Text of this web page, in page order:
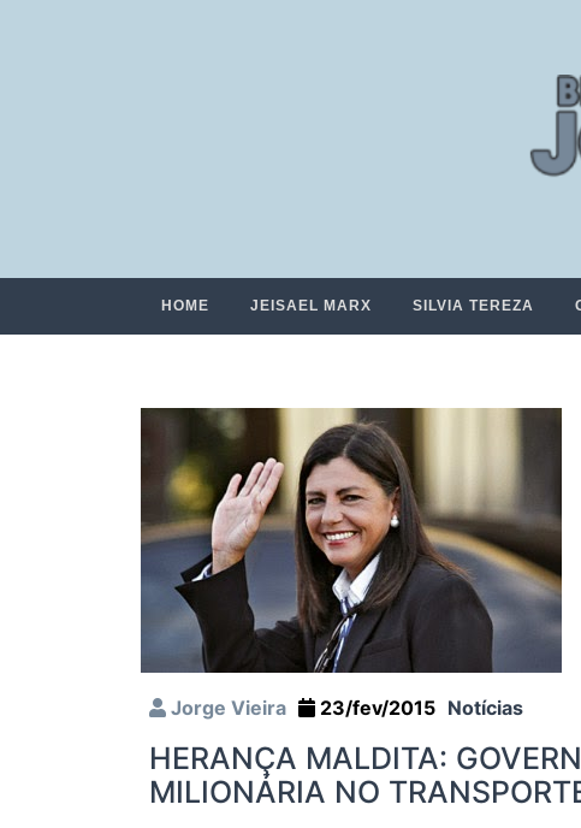
HOME JEISAEL MARX SILVIA TEREZA
Jorge Vieira 23/fev/2015 Notícias
HERANÇA MALDITA:
MILIONÁRIA NO